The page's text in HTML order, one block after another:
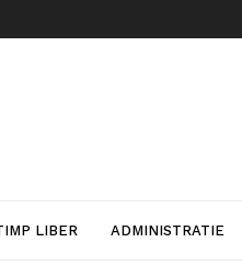
LIBER ADMINISTRATIE